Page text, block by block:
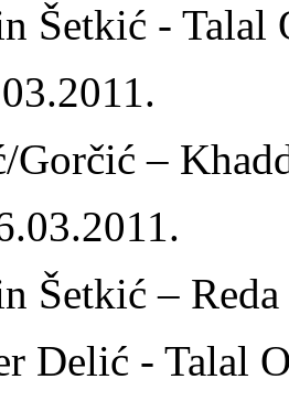
Šetkić - Talal
–
Šetkić –
Delić - Talal